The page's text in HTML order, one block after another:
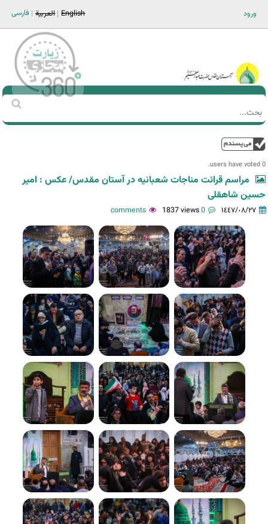
ورود فارسی العربية English
Main men-AR
استمارة
‏
0 users have voted.
مراسم قرائت مناجات شعبانیه در آستان مقدس/ عکس : امیر
حسین شاهقلی
١٤٤٧/٠٨/٢٧ 0 comments
1837 views